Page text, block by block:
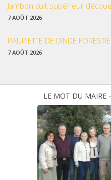
Jambon cuit supérieur
7 AOÛT 2026
PAUPIETTE DE DINDE
7 AOÛT 2026
LE MOT DU MAIRE